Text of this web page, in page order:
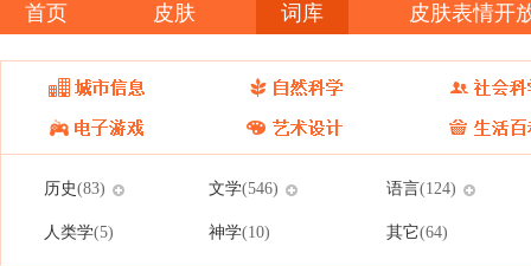
首页 皮肤 词库 皮肤表情开
历史(83) 文学(546) 语言(124)
人类学(5) 神学(10) 其它(64)